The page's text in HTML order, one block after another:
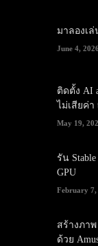
มาลองเล่
June 4, 2026
ติดตั้ง AI
ไม่เสียค่า
May 19,
รัน
GPU
February 7,
สร้างภา
ด้วย